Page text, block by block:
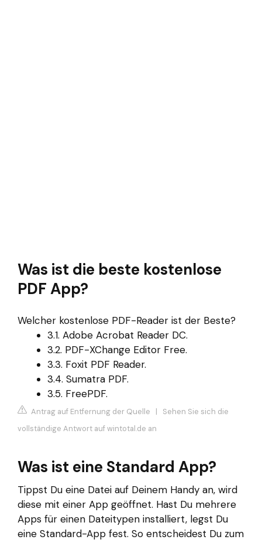
Was ist die beste kostenlose
PDF App?
Welcher kostenlose PDF-Reader ist der Beste?
3.1. Adobe Acrobat Reader DC.
3.2. PDF-XChange Editor Free.
3.3. Foxit PDF Reader.
3.4. Sumatra PDF.
3.5. FreePDF.
Antrag auf Entfernung der Quelle | Sehen Sie sich die
vollständige Antwort auf wintotal.de an
Was ist eine Standard App?
Tippst Du eine Datei auf Deinem Handy an, wird
diese mit einer App geöffnet. Hast Du mehrere
Apps für einen Dateitypen installiert, legst Du
eine Standard-App fest. So entscheidest Du zum